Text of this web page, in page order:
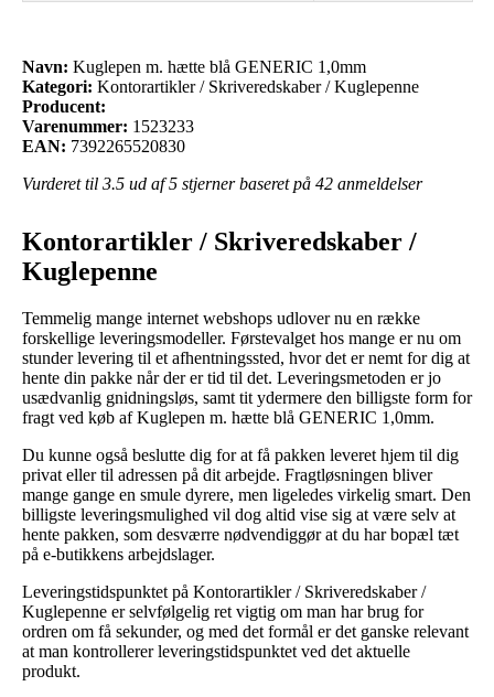
Navn: Kuglepen m. hætte blå GENERIC 1,0mm
Kategori: Kontorartikler / Skriveredskaber / Kuglepenne
Producent:
Varenummer: 1523233
EAN: 7392265520830
Vurderet til 3.5 ud af 5 stjerner baseret på 42 anmeldelser
Kontorartikler / Skriveredskaber /
Kuglepenne
Temmelig mange internet webshops udlover nu en række
forskellige leveringsmodeller. Førstevalget hos mange er nu om
stunder levering til et afhentningssted, hvor det er nemt for dig at
hente din pakke når der er tid til det. Leveringsmetoden er jo
usædvanlig gnidningsløs, samt tit ydermere den billigste form for
fragt ved køb af Kuglepen m. hætte blå GENERIC 1,0mm.
Du kunne også beslutte dig for at få pakken leveret hjem til dig
privat eller til adressen på dit arbejde. Fragtløsningen bliver
mange gange en smule dyrere, men ligeledes virkelig smart. Den
billigste leveringsmulighed vil dog altid vise sig at være selv at
hente pakken, som desværre nødvendiggør at du har bopæl tæt
på e-butikkens arbejdslager.
Leveringstidspunktet på Kontorartikler / Skriveredskaber /
Kuglepenne er selvfølgelig ret vigtig om man har brug for
ordren om få sekunder, og med det formål er det ganske relevant
at man kontrollerer leveringstidspunktet ved det aktuelle
produkt.